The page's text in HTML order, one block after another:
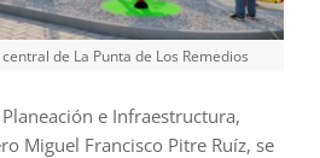
de La Punta de Los Remedios
e Infraestructura,
Miguel Francisco Pitre Ruíz, se